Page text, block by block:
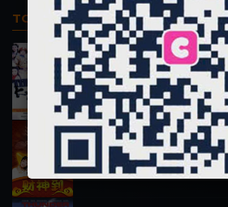
TOP PHIM BỘ
Thi Công Kỳ Án 1997
施公奇案 1997
90.1K lượt xem
Thần Tài Đến 1999
Thần Tài Truyền Kỳ 1999
16.6K lượt xem